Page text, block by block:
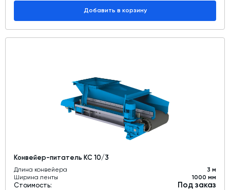
Добавить в корзину
Конвейер-питатель КС 10/3
Длина конвейера
3 м
Ширина ленты
1000 мм
Стоимость: Под заказ